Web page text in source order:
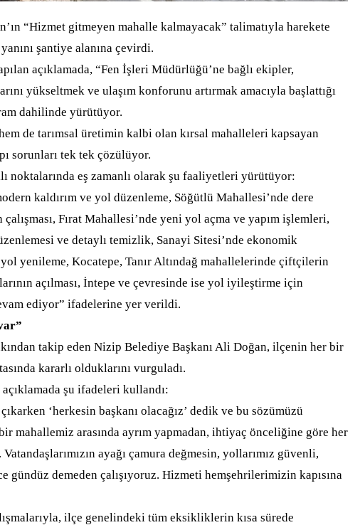
“Hizmet gitmeyen mahalle kalmayacak” talimatıyla harekete
şantiye alanına çevirdi.
açıklamada, “Fen İşleri Müdürlüğü’ne bağlı ekipler,
yükseltmek ve ulaşım konforunu artırmak amacıyla başlattığı
dahilinde yürütüyor.
de tarımsal üretimin kalbi olan kırsal mahalleleri kapsayan
sorunları tek tek çözülüyor.
noktalarında eş zamanlı olarak şu faaliyetleri yürütüyor:
kaldırım ve yol düzenleme, Söğütlü Mahallesi’nde dere
çalışması, Fırat Mahallesi’nde yeni yol açma ve yapım işlemleri,
ve detaylı temizlik, Sanayi Sitesi’nde ekonomik
yenileme, Kocatepe, Tanır Altındağ mahallelerinde çiftçilerin
ının açılması, İntepe ve çevresinde ise yol iyileştirme için
ediyor” ifadelerine yer verildi.
takip eden Nizip Belediye Başkanı Ali Doğan, ilçenin her bir
kararlı olduklarını vurguladı.
şu ifadeleri kullandı:
‘herkesin başkanı olacağız’ dedik ve bu sözümüzü
mahallemiz arasında ayrım yapmadan, ihtiyaç önceliğine göre her
ayağı çamura değmesin, yollarımız güvenli,
gündüz demeden çalışıyoruz. Hizmeti hemşehrilerimizin kapısına
ilçe genelindeki tüm eksikliklerin kısa sürede